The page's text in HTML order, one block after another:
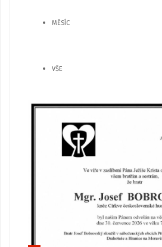
MĚSÍC
VŠE